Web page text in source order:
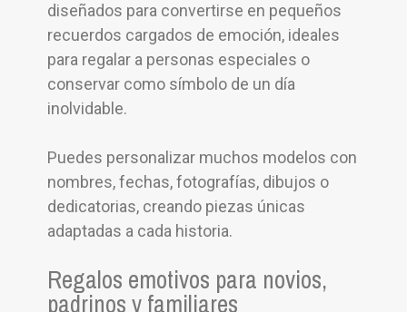
diseñados para convertirse en pequeños
recuerdos cargados de emoción, ideales
para regalar a personas especiales o
conservar como símbolo de un día
inolvidable.
Puedes personalizar muchos modelos con
nombres, fechas, fotografías, dibujos o
dedicatorias, creando piezas únicas
adaptadas a cada historia.
Regalos emotivos para novios,
padrinos y familiares